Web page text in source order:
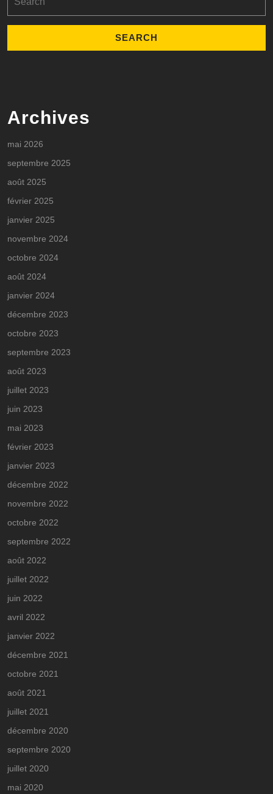
for:
Archives
mai 2026
septembre 2025
août 2025
février 2025
janvier 2025
novembre 2024
octobre 2024
août 2024
janvier 2024
décembre 2023
octobre 2023
septembre 2023
août 2023
juillet 2023
juin 2023
mai 2023
février 2023
janvier 2023
décembre 2022
novembre 2022
octobre 2022
septembre 2022
août 2022
juillet 2022
juin 2022
avril 2022
janvier 2022
décembre 2021
octobre 2021
août 2021
juillet 2021
décembre 2020
septembre 2020
juillet 2020
mai 2020